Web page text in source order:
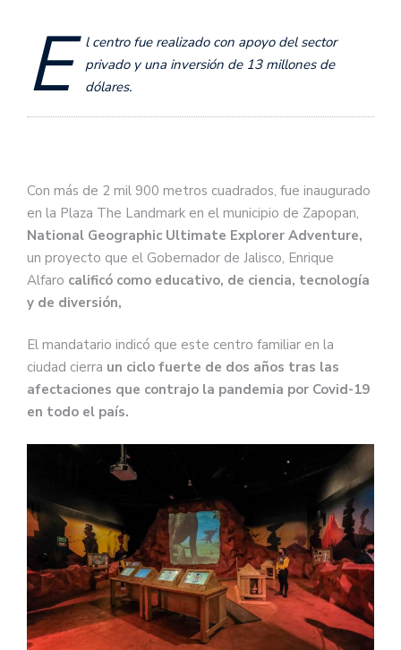
E
l centro fue realizado con apoyo del sector
privado y una inversión de 13 millones de
dólares.
Con más de 2 mil 900 metros cuadrados, fue inaugurado
en la Plaza The Landmark en el municipio de Zapopan,
National Geographic Ultimate Explorer Adventure,
un proyecto que el Gobernador de Jalisco, Enrique
Alfaro calificó como educativo, de ciencia, tecnología
y de diversión,
El mandatario indicó que este centro familiar en la
ciudad cierra un ciclo fuerte de dos años tras las
afectaciones que contrajo la pandemia por Covid-19
en todo el país.